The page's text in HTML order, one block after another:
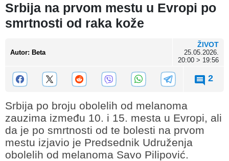
Srbija na prvom mestu u Evropi po
smrtnosti od raka kože
Autor: Beta
ŽIVOT
25.05.2026.
20:00 > 19:56
2
Srbija po broju obolelih od melanoma
zauzima između 10. i 15. mesta u Evropi, ali
da je po smrtnosti od te bolesti na prvom
mestu izjavio je Predsednik Udruženja
obolelih od melanoma Savo Pilipović.